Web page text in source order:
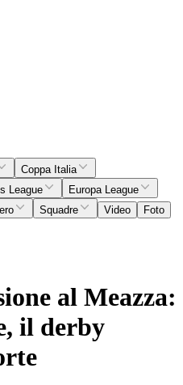
Coppa Italia
League
Europa League
Squadre Video
Foto
al Meazza:
il derby